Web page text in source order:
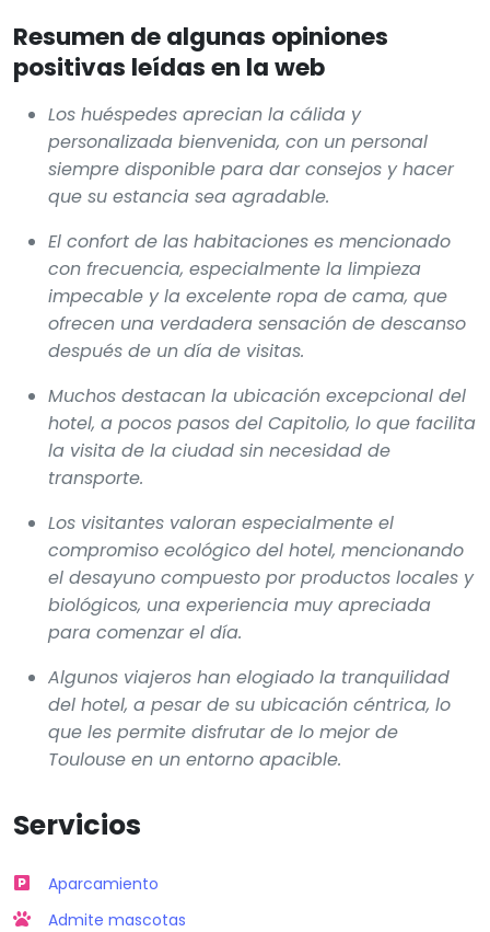
Resumen de algunas opiniones
positivas leídas en la web
Los huéspedes aprecian la cálida y
personalizada bienvenida, con un personal
siempre disponible para dar consejos y hacer
que su estancia sea agradable.
El confort de las habitaciones es mencionado
con frecuencia, especialmente la limpieza
impecable y la excelente ropa de cama, que
ofrecen una verdadera sensación de descanso
después de un día de visitas.
Muchos destacan la ubicación excepcional del
hotel, a pocos pasos del Capitolio, lo que facilita
la visita de la ciudad sin necesidad de
transporte.
Los visitantes valoran especialmente el
compromiso ecológico del hotel, mencionando
el desayuno compuesto por productos locales y
biológicos, una experiencia muy apreciada
para comenzar el día.
Algunos viajeros han elogiado la tranquilidad
del hotel, a pesar de su ubicación céntrica, lo
que les permite disfrutar de lo mejor de
Toulouse en un entorno apacible.
Servicios
Aparcamiento
Admite mascotas